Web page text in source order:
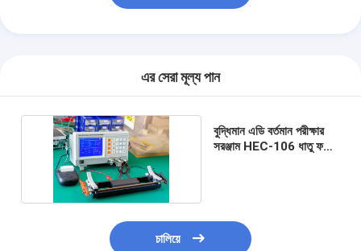
এর সেরা মূল্য পান
বুদ্ধিমান এডি বর্তমান পরীক্ষার
সরঞ্জাম HEC-106 ধাতু ফয়েল
চালিয়ে